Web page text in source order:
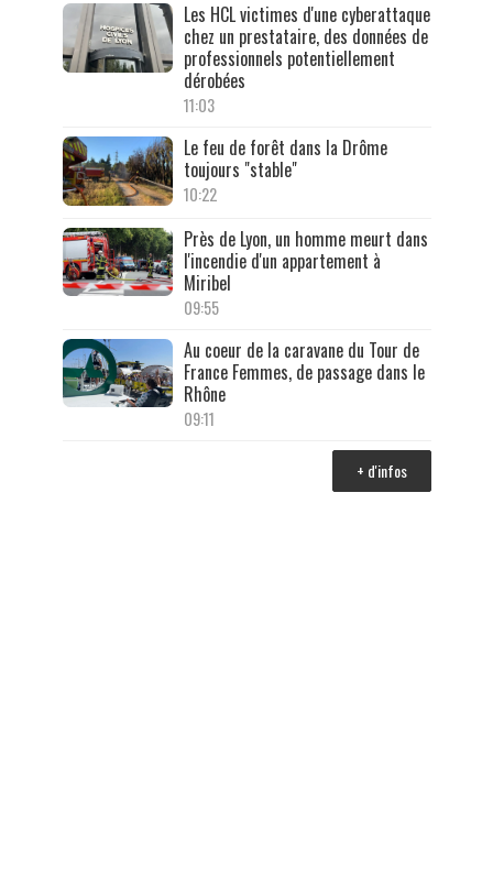
Les HCL victimes d'une cyberattaque
chez un prestataire, des données de
professionnels potentiellement
dérobées
11:03
Le feu de forêt dans la Drôme
toujours "stable"
10:22
Près de Lyon, un homme meurt dans
l'incendie d'un appartement à
Miribel
09:55
Au coeur de la caravane du Tour de
France Femmes, de passage dans le
Rhône
09:11
+ d'infos